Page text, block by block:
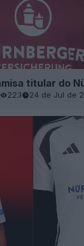
titular do
223 24 de Jul de